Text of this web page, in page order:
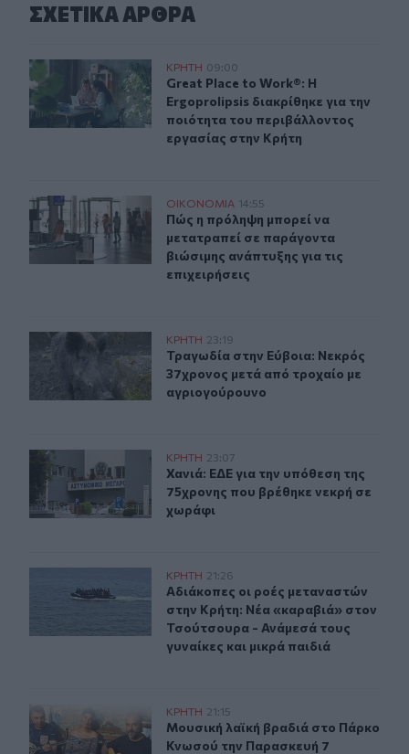
ΣΧΕΤΙΚA AΡΘΡΑ
Great Place to Work®: Η Ergoprolipsis διακρίθηκε για
ΚΡΗΤΗ 09:00
Great Place to Work®: Η
Great Place to Work®: Η
Ergoprolipsis διακρίθηκε για την
ποιότητα του περιβάλλοντος
εργασίας στην Κρήτη
Πώς η πρόληψη μπορεί να μετατραπεί σε παράγοντα
ΟΙΚΟΝΟΜΙΑ 14:55
Πώς η πρόληψη μπορεί να
Πώς η πρόληψη μπορεί να
μετατραπεί σε παράγοντα
βιώσιμης ανάπτυξης για τις
επιχειρήσεις
Τραγωδία στην Εύβοια: Νεκρός 37χρονος μετά από
ΚΡΗΤΗ 23:19
Τραγωδία στην Εύβοια: Νεκρός
Τραγωδία στην Εύβοια: Νεκρός
37χρονος μετά από τροχαίο με
αγριογούρουνο
Χανιά: ΕΔΕ για την υπόθεση της 75χρονης που βρέθηκε
ΚΡΗΤΗ 23:07
Χανιά: ΕΔΕ για την υπόθεση της
Χανιά: ΕΔΕ για την υπόθεση της
75χρονης που βρέθηκε νεκρή σε
χωράφι
Αδιάκοπες οι ροές μεταναστών στην Κρήτη: Νέα
ΚΡΗΤΗ 21:26
Αδιάκοπες οι ροές μεταναστών
Αδιάκοπες οι ροές μεταναστών
στην Κρήτη: Νέα «καραβιά» στον
Τσούτσουρα - Ανάμεσά τους
γυναίκες και μικρά παιδιά
Μουσική λαϊκή βραδιά στο Πάρκο Κνωσού την
ΚΡΗΤΗ 21:15
Μουσική λαϊκή βραδιά στο
Μουσική λαϊκή βραδιά στο Πάρκο
Κνωσού την Παρασκευή 7